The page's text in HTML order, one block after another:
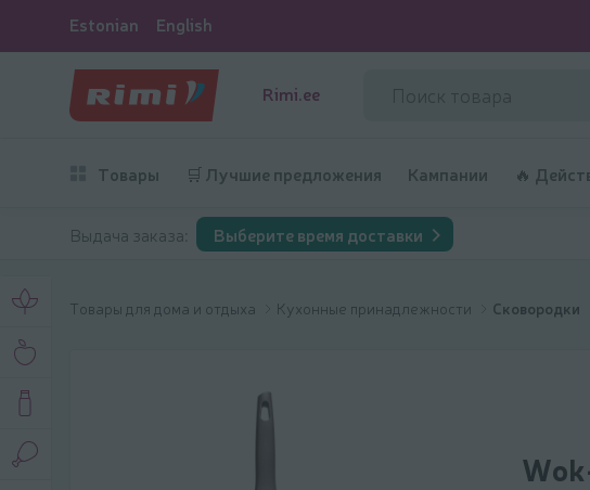
Estonian English
Rimi.ee
Товары 🛒 Лучшие предложения Кампании 🔥
Выдача заказа: Выберите время доставки
Товары для дома и отдыха Кухонные принадлежности Сковородки